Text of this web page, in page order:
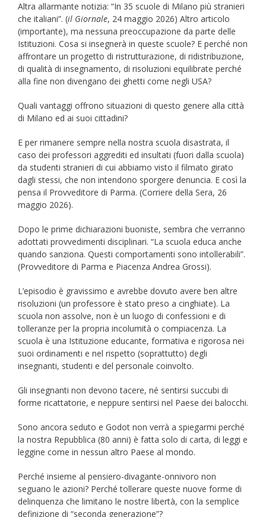
Altra allarmante notizia: “In 35 scuole di Milano più stranieri
che italiani”. (il Giornale, 24 maggio 2026) Altro articolo
(importante), ma nessuna preoccupazione da parte delle
Istituzioni. Cosa si insegnerà in queste scuole? E perché non
affrontare un progetto di ristrutturazione, di ridistribuzione,
di qualità di insegnamento, di risoluzioni equilibrate perché
alla fine non divengano dei ghetti come negli USA?
Quali vantaggi offrono situazioni di questo genere alla città
di Milano ed ai suoi cittadini?
E per rimanere sempre nella nostra scuola disastrata, il
caso dei professori aggrediti ed insultati (fuori dalla scuola)
da studenti stranieri di cui abbiamo visto il filmato girato
dagli stessi, che non intendono sporgere denuncia. E così la
pensa il Provveditore di Parma. (Corriere della Sera, 26
maggio 2026).
Dopo le prime dichiarazioni buoniste, sembra che verranno
adottati provvedimenti disciplinari. “La scuola educa anche
quando sanziona. Questi comportamenti sono intollerabili”.
(Provveditore di Parma e Piacenza Andrea Grossi).
L’episodio è gravissimo e avrebbe dovuto avere ben altre
risoluzioni (un professore è stato preso a cinghiate). La
scuola non assolve, non è un luogo di confessioni e di
tolleranze per la propria incolumità o compiacenza. La
scuola è una Istituzione educante, formativa e rigorosa nei
suoi ordinamenti e nel rispetto (soprattutto) degli
insegnanti, studenti e del personale coinvolto.
Gli insegnanti non devono tacere, né sentirsi succubi di
forme ricattatorie, e neppure sentirsi nel Paese dei balocchi.
Sono ancora seduto e Godot non verrà a spiegarmi perché
la nostra Repubblica (80 anni) è fatta solo di carta, di leggi e
leggine come in nessun altro Paese al mondo.
Perché insieme al pensiero-divagante-onnivoro non
seguano le azioni? Perché tollerare queste nuove forme di
delinquenza che limitano le nostre libertà, con la semplice
definizione di “seconda generazione”?